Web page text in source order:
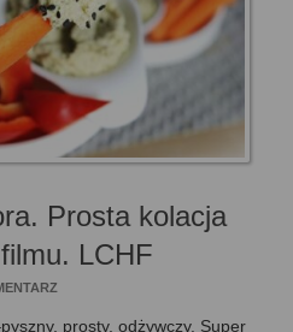
Prosta kolacja
LCHF
prosty, odżywczy. Super